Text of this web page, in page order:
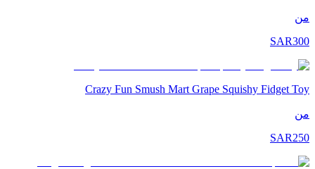
من
SAR300
Crazy Fun Smush Mart Grape Squishy Fidget Toy
من
SAR250